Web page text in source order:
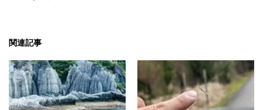
関連記事